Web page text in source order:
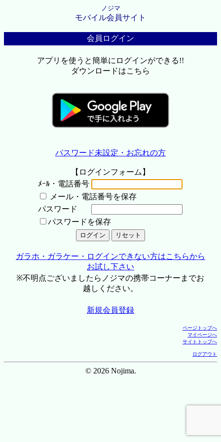
ノジマ
モバイル会員サイト
会員ログイン
アプリを使うと簡単にログインができる!!
ダウンロードはこちら
パスワード未設定・お忘れの方
【ログインフォーム】
ﾒｰﾙ・電話番号
メール・電話番号を保存
パスワード
パスワードを保存
ガラホ・ガラケー・ログインできない方はこちらから
お試し下さい
※不明点ございましたらノジマの携帯コーナーまでお
越しください。
新規会員登録
ページトップへ
マイページへ
サイトトップへ
ログアウト
© 2026 Nojima.